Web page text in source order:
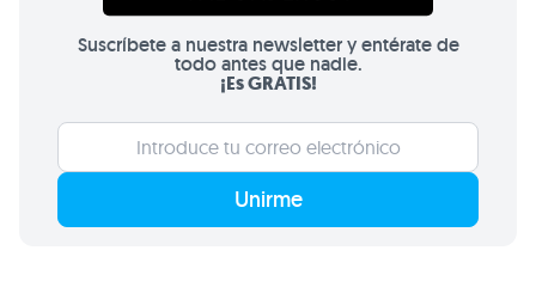
Suscríbete a nuestra newsletter y entérate de
todo antes que nadie.
¡Es GRATIS!
Unirme